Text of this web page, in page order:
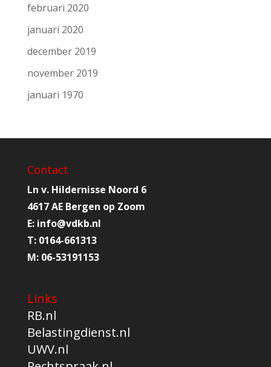
februari 2020
januari 2020
december 2019
november 2019
januari 1970
Contact
Ln v. Hildernisse Noord 6
4617 AE Bergen op Zoom
E: info@vdkb.nl
T: 0164-661313
M: 06-53191153
Links
RB.nl
Belastingdienst.nl
UWV.nl